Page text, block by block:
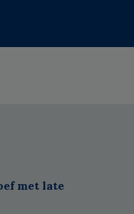
met late